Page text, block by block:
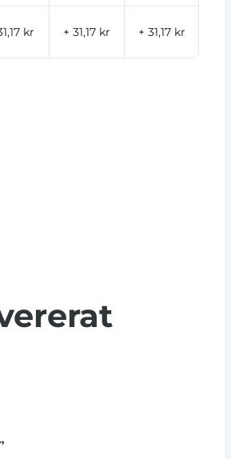
kr + 31,17 kr + 31,17 kr